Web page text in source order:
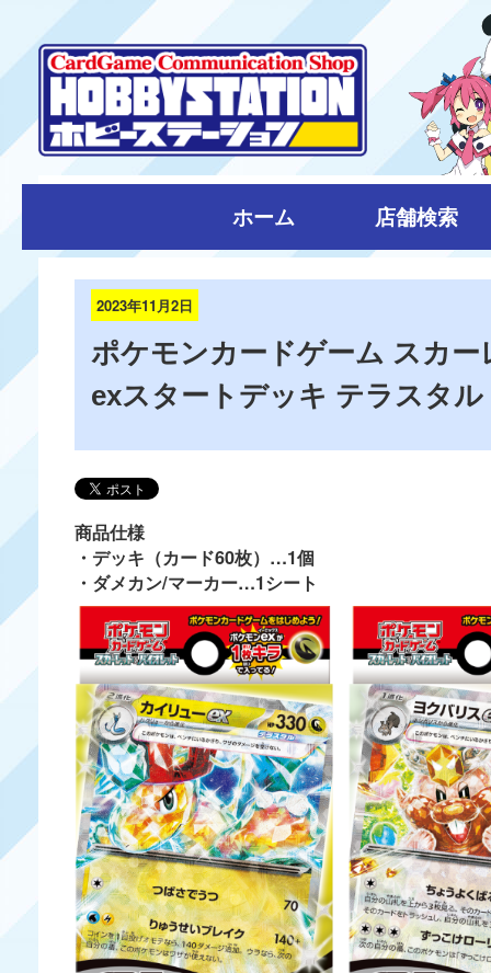
ホーム 店舗検索
2023年11月2日
ポケモンカードゲーム スカ
exスタートデッキ テラスタ
商品仕様
・デッキ（カード60枚）…1個
・ダメカン/マーカー…1シート